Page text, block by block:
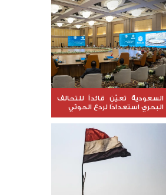
السعودية تعيّن قائداً للتحالف
البحري استعدادًا لردع الحوثي